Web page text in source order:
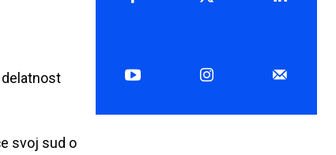
svoj sud o